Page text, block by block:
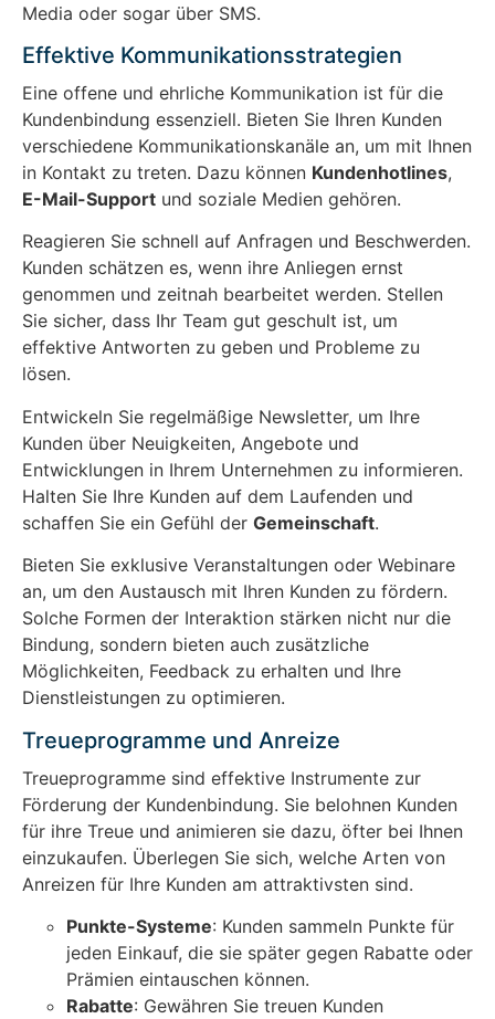
Media oder sogar über SMS.
Effektive Kommunikationsstrategien
Eine offene und ehrliche Kommunikation ist für die
Kundenbindung essenziell. Bieten Sie Ihren Kunden
verschiedene Kommunikationskanäle an, um mit Ihnen
in Kontakt zu treten. Dazu können Kundenhotlines,
E-Mail-Support und soziale Medien gehören.
Reagieren Sie schnell auf Anfragen und Beschwerden.
Kunden schätzen es, wenn ihre Anliegen ernst
genommen und zeitnah bearbeitet werden. Stellen
Sie sicher, dass Ihr Team gut geschult ist, um
effektive Antworten zu geben und Probleme zu
lösen.
Entwickeln Sie regelmäßige Newsletter, um Ihre
Kunden über Neuigkeiten, Angebote und
Entwicklungen in Ihrem Unternehmen zu informieren.
Halten Sie Ihre Kunden auf dem Laufenden und
schaffen Sie ein Gefühl der Gemeinschaft.
Bieten Sie exklusive Veranstaltungen oder Webinare
an, um den Austausch mit Ihren Kunden zu fördern.
Solche Formen der Interaktion stärken nicht nur die
Bindung, sondern bieten auch zusätzliche
Möglichkeiten, Feedback zu erhalten und Ihre
Dienstleistungen zu optimieren.
Treueprogramme und Anreize
Treueprogramme sind effektive Instrumente zur
Förderung der Kundenbindung. Sie belohnen Kunden
für ihre Treue und animieren sie dazu, öfter bei Ihnen
einzukaufen. Überlegen Sie sich, welche Arten von
Anreizen für Ihre Kunden am attraktivsten sind.
Punkte-Systeme: Kunden sammeln Punkte für
jeden Einkauf, die sie später gegen Rabatte oder
Prämien eintauschen können.
Rabatte: Gewähren Sie treuen Kunden